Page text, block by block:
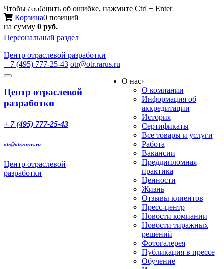
Чтобы сообщить об ошибке, нажмите Ctrl + Enter
Корзина0 позиций
на сумму 0 руб.
Персональный раздел
Центр отраслевой разработки
+ 7 (495) 777-25-43 otr@otr.rarus.ru
Toggle
Меню
Центр отраслевой
разработки
+ 7 (495) 777-25-43
otr@otr.rarus.ru
Центр отраслевой
разработки
О нас›
О компании
Информация об
аккредитации
История
Сертификаты
Все товары и услуги
Работа
Вакансии
Преддипломная
практика
Ценности
Жизнь
Отзывы клиентов
Пресс-центр
Новости компании
Новости тиражных
решений
Фотогалерея
Публикация в прессе
Обучение